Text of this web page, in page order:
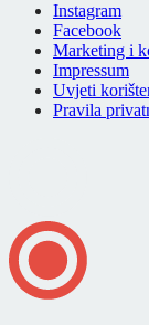
Instagram
Facebook
Marketing i
Impressum
Uvjeti
Pravila